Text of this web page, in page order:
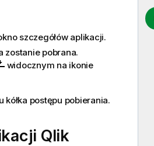
szczegółów aplikacji.
zostanie pobrana.
widocznym na ikonie
kółka postępu pobierania.
Qlik